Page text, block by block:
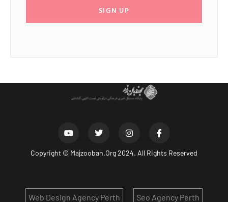
SIGN UP
Copyright © Majzooban.Org2024. All Rights Reserved
Seo Agency Perth
Web Design Agency Perth